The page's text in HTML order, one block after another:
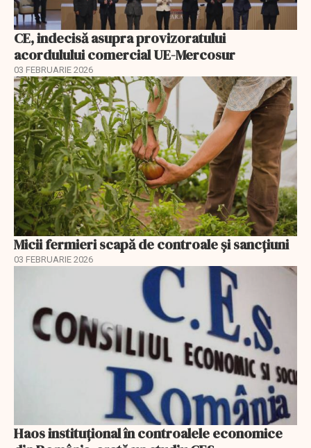
CE, indecisă asupra provizoratului
acordulului comercial UE-Mercosur
03 FEBRUARIE 2026
Micii fermieri scapă de controale și sancțiuni
03 FEBRUARIE 2026
Haos instituțional în controalele economice